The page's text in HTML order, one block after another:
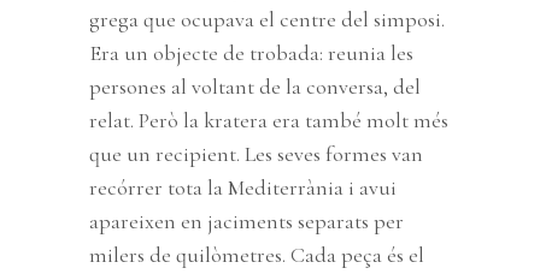
grega que ocupava el centre del simposi.
Era un objecte de trobada: reunia les
persones al voltant de la conversa, del
relat. Però la kratera era també molt més
que un recipient. Les seves formes van
recórrer tota la Mediterrània i avui
apareixen en jaciments separats per
milers de quilòmetres. Cada peça és el